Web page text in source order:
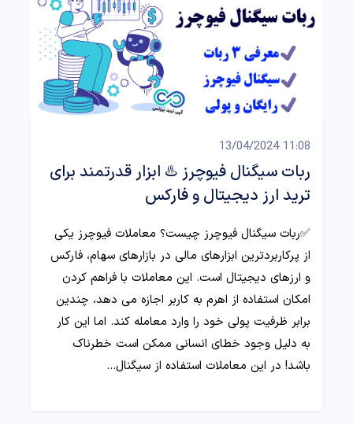
11:08 13/04/2024
ربات سیگنال فیوچرز ♨️ ابزار قدرتمند برای
ترید ارز دیجیتال و فارکس
✅ربات سیگنال فیوچرز چیست؟ معاملات فیوچرز یکی
از پرکاربردترین ابزارهای مالی در بازارهای سهام، فارکس
و ارزهای دیجیتال است. این معاملات با فراهم کردن
امکان استفاده از اهرم به کاربر اجازه می دهد، چندین
برابر ظرفیت پولی خود را وارد معامله کند. اما این کار
به دلیل وجود خطای انسانی ممکن است خطرناک
باشد! در این معاملات استفاده از سیگنال…